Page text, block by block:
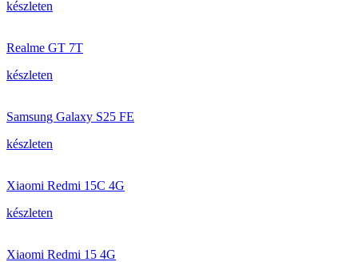
készleten
Realme GT 7T
készleten
Samsung Galaxy S25 FE
készleten
Xiaomi Redmi 15C 4G
készleten
Xiaomi Redmi 15 4G